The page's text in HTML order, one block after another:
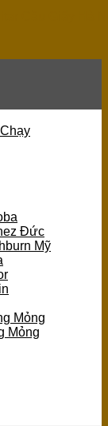
Đức
Mỹ
Mỏng
Mỏng